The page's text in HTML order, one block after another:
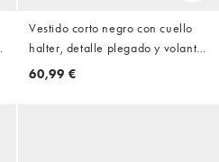
Vestido corto negro con cuello
halter, detalle plegado y volante
en la falda de chifón exclusivo
60,99 €